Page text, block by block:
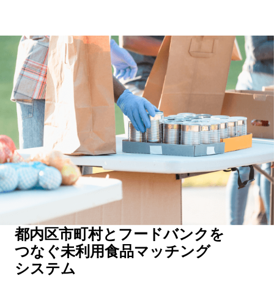
都内区市町村とフードバンクを
つなぐ未利用食品マッチング
システム